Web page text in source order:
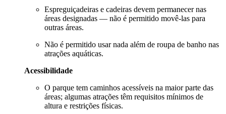
Espreguiçadeiras e cadeiras devem permanecer nas
áreas designadas — não é permitido movê-las para
outras áreas.
Não é permitido usar nada além de roupa de banho nas
atrações aquáticas.
Acessibilidade
O parque tem caminhos acessíveis na maior parte das
áreas; algumas atrações têm requisitos mínimos de
altura e restrições físicas.